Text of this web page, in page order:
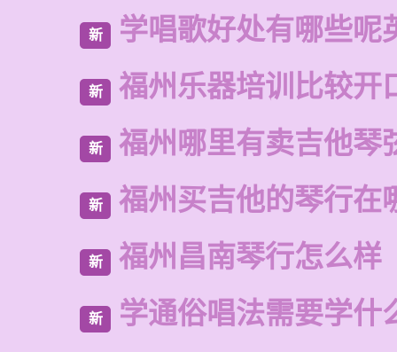
新 学唱歌好处有哪些呢
新 福州乐器培训比较开
新 福州哪里有卖吉他琴
新 福州买吉他的琴行在
新 福州昌南琴行怎么样
新 学通俗唱法需要学什